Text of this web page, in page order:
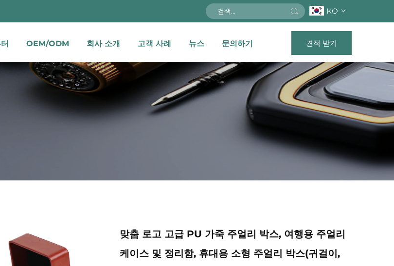
KO
OEM/ODM 회사 소개 고객 사례 뉴스 문의하기 견적 받기
맞춤 로고 고급 PU 가죽 주얼리 박스, 여행용 주얼리
케이스 및 정리함, 휴대용 소형 주얼리 박스(귀걸이,